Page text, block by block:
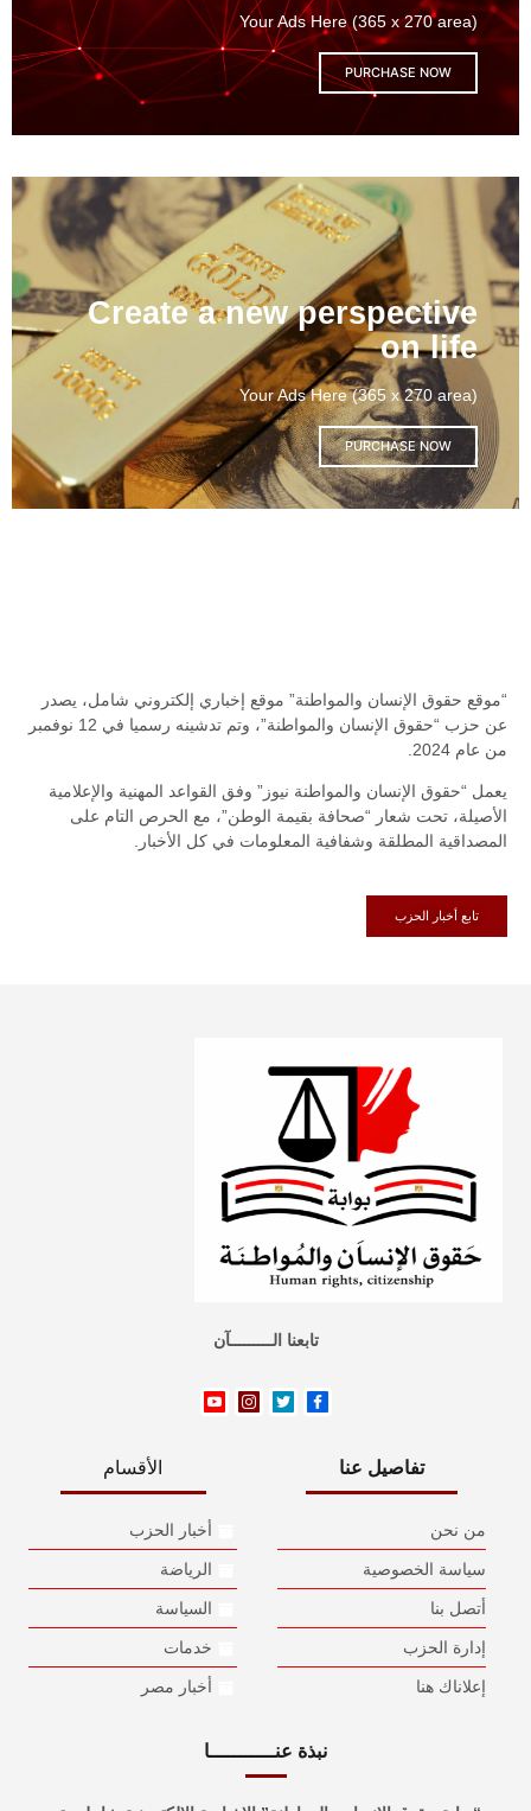
Your Ads Here (365 x 270 area)
PURCHASE NOW
Create a new perspective
on life
Your Ads Here (365 x 270 area)
PURCHASE NOW
“موقع حقوق الإنسان والمواطنة” موقع إخباري إلكتروني شامل، يصدر
عن حزب “حقوق الإنسان والمواطنة”، وتم تدشينه رسميا في 12 نوفمبر
من عام 2024.
يعمل “حقوق الإنسان والمواطنة نيوز” وفق القواعد المهنية والإعلامية
الأصيلة، تحت شعار “صحافة بقيمة الوطن”، مع الحرص التام على
المصداقية المطلقة وشفافية المعلومات في كل الأخبار.
تابع أخبار الحزب
تابعنا الـــــــــآن
تفاصيل عنا
من نحن
سياسة الخصوصية
أتصل بنا
إدارة الحزب
إعلاناك هنا
الأقسام
أخبار الحزب
الرياضة
السياسة
خدمات
أخبار مصر
نبذة عنـــــــــــا